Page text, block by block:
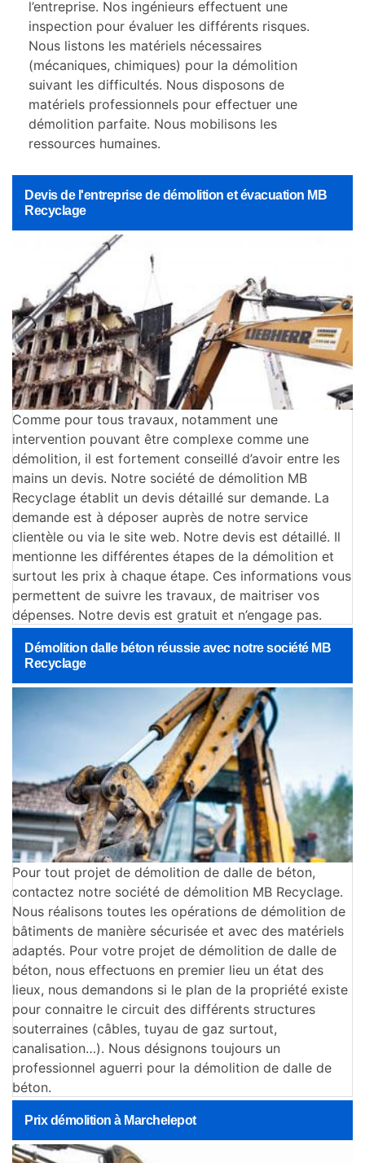
Devis de l'entreprise de démolition et évacuation MB
Recyclage
Comme pour tous travaux, notamment une
intervention pouvant être complexe comme une
démolition, il est fortement conseillé d’avoir entre les
mains un devis. Notre société de démolition MB
Recyclage établit un devis détaillé sur demande. La
demande est à déposer auprès de notre service
clientèle ou via le site web. Notre devis est détaillé. Il
mentionne les différentes étapes de la démolition et
surtout les prix à chaque étape. Ces informations vous
permettent de suivre les travaux, de maitriser vos
dépenses. Notre devis est gratuit et n’engage pas.
Démolition dalle béton réussie avec notre société MB
Recyclage
Pour tout projet de démolition de dalle de béton,
contactez notre société de démolition MB Recyclage.
Nous réalisons toutes les opérations de démolition de
bâtiments de manière sécurisée et avec des matériels
adaptés. Pour votre projet de démolition de dalle de
béton, nous effectuons en premier lieu un état des
lieux, nous demandons si le plan de la propriété existe
pour connaitre le circuit des différents structures
souterraines (câbles, tuyau de gaz surtout,
canalisation…). Nous désignons toujours un
professionnel aguerri pour la démolition de dalle de
béton.
Prix démolition à Marchelepot
l’entreprise. Nos ingénieurs effectuent une
inspection pour évaluer les différents risques.
Nous listons les matériels nécessaires
(mécaniques, chimiques) pour la démolition
suivant les difficultés. Nous disposons de
matériels professionnels pour effectuer une
démolition parfaite. Nous mobilisons les
ressources humaines.